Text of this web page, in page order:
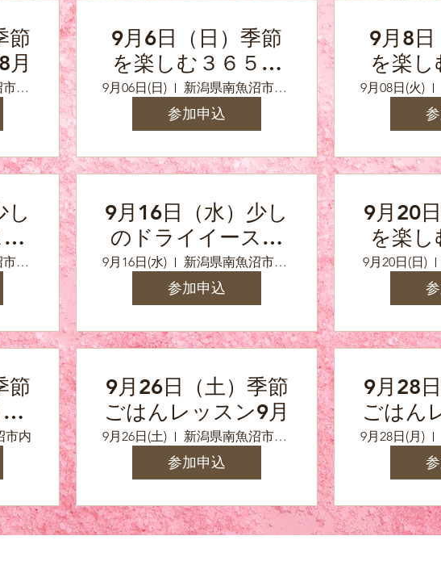
節
月
新潟県南魚沼市浦佐（参加の方へ詳しい住所をお知らせいたします）
9月6日（日）季節
を楽しむ３６５保
存食の会特別編
「ポン酢と柚子胡
椒」
9月06日(日) 新潟県南魚沼市浦佐（参加の方へ詳しい住所をお知らせいたします）
参加申込
9月8日
を楽し
存食
「ポ
9月08日(火)
し
新潟県南魚沼市浦佐（参加の方へ詳しい住所をお知らせいたします）
9月16日（水）少し
のドライイースト
で作るベーグル
9月16日(水) 新潟県南魚沼市浦佐（参加の方へ詳しい住所をお知らせいたします）
参加申込
9月20
を楽し
存食
9月20日(日)
節
市内
9月26日（土）季節
ごはんレッスン9月
9月26日(土) 新潟県南魚沼市浦佐（参加の方へ詳しい住所をお知らせいたします）
参加申込
9月28
ごはん
9月28日(月)